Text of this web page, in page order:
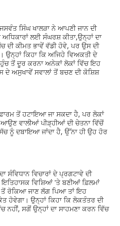
ਸਿੰਘ ਖਾਲੜਾ ਨੇ ਆਪਣੀ ਜਾਨ ਦੀ
ਲਈ ਸੰਘਰਸ਼ ਕੀਤਾ,ਉਨ੍ਹਾਂ ਦਾ
ਦੀ ਕੀਮਤ ਭਾਵੇਂ ਵੱਡੀ ਹੋਵੇ, ਪਰ ਉਸ ਦੀ
ਉਨ੍ਹਾਂ ਕਿਹਾ ਕਿ ਅਜਿਹੇ ਵਿਅਕਤੀ ਦੇ
ਤੋਂ ਦੂਰ ਕਰਨਾ ਅਨੇਕਾਂ ਲੋਕਾਂ ਵਿੱਚ ਇਹ
ਦੇ ਅਸੁਖਾਵੇਂ ਸਵਾਲਾਂ ਤੋਂ ਬਚਣ ਦੀ ਕੋਸ਼ਿਸ਼
ਤੋਂ ਹਟਾਇਆ ਜਾ ਸਕਦਾ ਹੈ, ਪਰ ਲੋਕਾਂ
ਵਾਲੀਆਂ ਪੀੜ੍ਹੀਆਂ ਦੀ ਚੇਤਨਾ ਵਿੱਚੋਂ
ਨੂੰ ਦਬਾਇਆ ਜਾਂਦਾ ਹੈ, ਉੱਨਾ ਹੀ ਉਹ ਹੋਰ
ਸੰਵਿਧਾਨ ਵਿਚਾਰਾਂ ਦੇ ਪ੍ਰਗਟਾਵੇ ਦੀ
ਇਤਿਹਾਸਕ ਵਿਸ਼ਿਆਂ 'ਤੇ ਬਣੀਆਂ ਫ਼ਿਲਮਾਂ
ਰੋਕਿਆ ਜਾਣ ਲੱਗ ਪਿਆ ਤਾਂ ਇਹ
ਹੋਵੇਗਾ। ਉਨ੍ਹਾਂ ਕਿਹਾ ਕਿ ਲੋਕਤੰਤਰ ਦੀ
ਨਹੀਂ, ਸਗੋਂ ਉਨ੍ਹਾਂ ਦਾ ਸਾਹਮਣਾ ਕਰਨ ਵਿੱਚ